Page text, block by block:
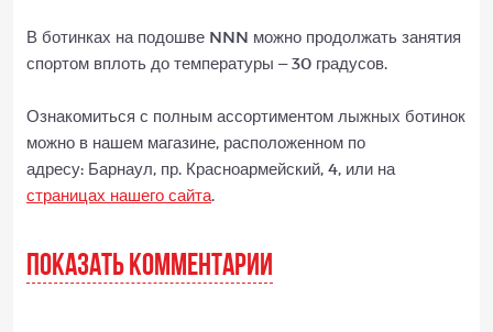
В ботинках на подошве NNN можно продолжать занятия
спортом вплоть до температуры – 30 градусов.
Ознакомиться с полным ассортиментом лыжных ботинок
можно в нашем магазине, расположенном по
адресу: Барнаул, пр. Красноармейский, 4, или на
страницах нашего сайта.
ПОКАЗАТЬ КОММЕНТАРИИ